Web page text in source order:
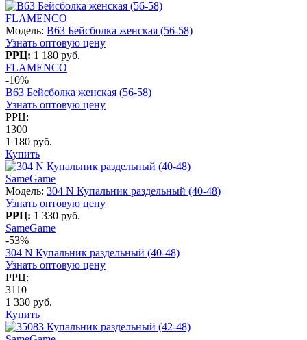
FLAMENCO
Модель: B63 Бейсболка женская (56-58)
Узнать оптовую цену
РРЦ: 1 180 руб.
FLAMENCO
-10%
B63 Бейсболка женская (56-58)
Узнать оптовую цену
РРЦ:
1300
1 180 руб.
Купить
SameGame
Модель: 304 N Купальник раздельный (40-48)
Узнать оптовую цену
РРЦ: 1 330 руб.
SameGame
-53%
304 N Купальник раздельный (40-48)
Узнать оптовую цену
РРЦ:
3110
1 330 руб.
Купить